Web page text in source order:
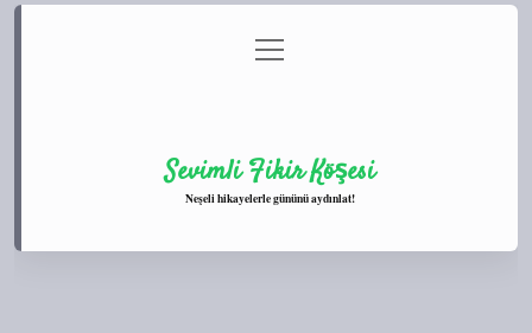
Gizlilik Politikası
menüyü
aç
Sevimli Fikir Köşesi
Neşeli hikayelerle gününü aydınlat!